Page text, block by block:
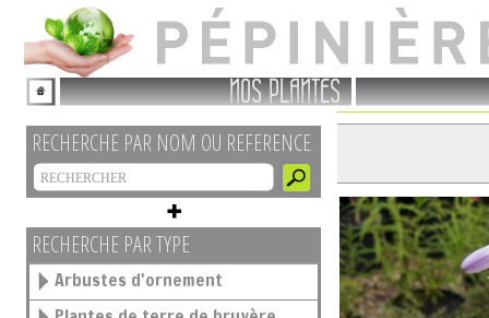
NOS PLANTES
RECHERCHE PAR NOM OU REFERENCE
RECHERCHE PAR TYPE
Arbustes d'ornement